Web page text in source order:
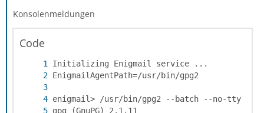
Konsolenmeldungen
Code